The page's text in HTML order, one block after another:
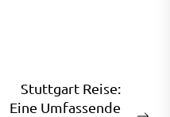
Stuttgart Reise:
Eine Umfassende